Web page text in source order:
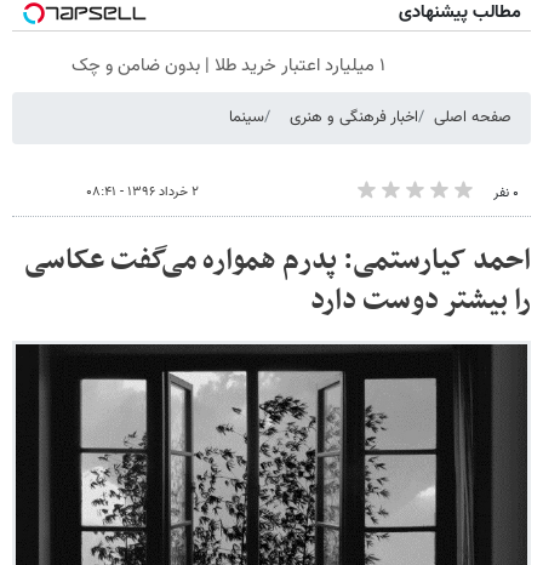
مطالب پیشنهادی
۱ میلیارد اعتبار خرید طلا | بدون ضامن و چک
صفحه اصلی اخبار فرهنگی و هنری سینما
۰ نفر ۲ خرداد ۱۳۹۶ - ۰۸:۴۱
احمد کیارستمی: پدرم همواره می‌گفت عکاسی
را بیشتر دوست دارد